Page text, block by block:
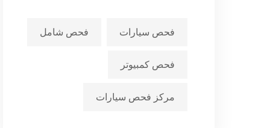
فحص سيارات فحص شامل
فحص كمبيوتر
مركز فحص سيارات